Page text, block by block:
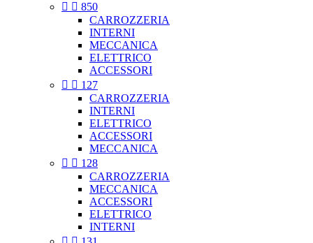
  850
CARROZZERIA
INTERNI
MECCANICA
ELETTRICO
ACCESSORI
  127
CARROZZERIA
INTERNI
ELETTRICO
ACCESSORI
MECCANICA
  128
CARROZZERIA
MECCANICA
ACCESSORI
ELETTRICO
INTERNI